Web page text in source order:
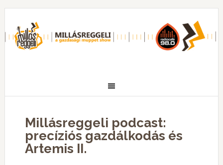
Millásreggeli podcast:
precíziós gazdálkodás és
Artemis II.